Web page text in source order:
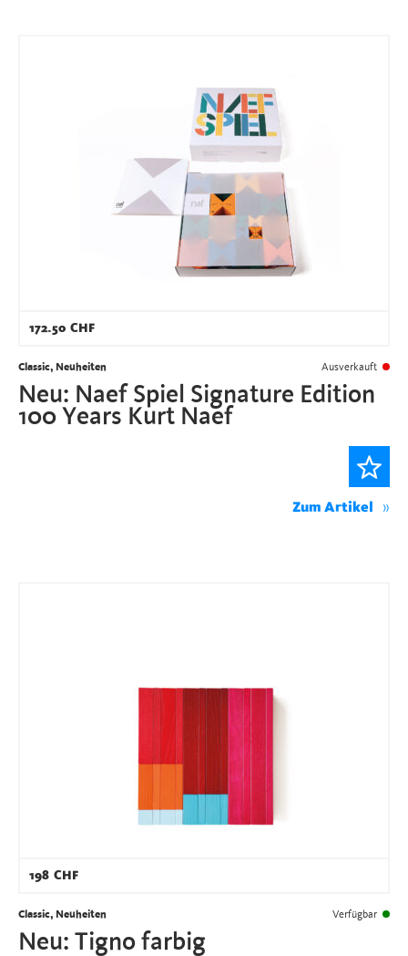
172.50 CHF
Classic, Neuheiten Ausverkauft
Neu: Naef Spiel Signature Edition
100 Years Kurt Naef
Zum Artikel
198 CHF
Classic, Neuheiten Verfügbar
Neu: Tigno farbig